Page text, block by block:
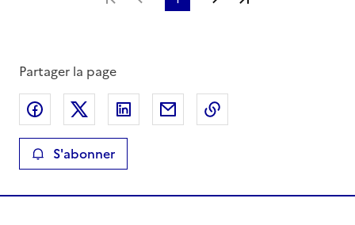
Partager la page
Partager sur Facebook
Partager sur XPartager sur LinkedIn
Partager par email
S'abonner